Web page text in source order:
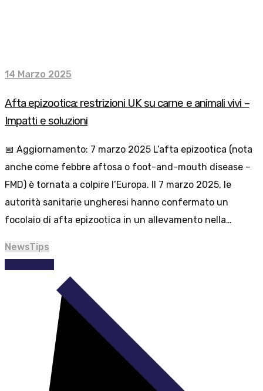
14 Marzo 2025
Afta epizootica: restrizioni UK su carne e animali vivi –
Impatti e soluzioni
📅 Aggiornamento: 7 marzo 2025 L’afta epizootica (nota
anche come febbre aftosa o foot-and-mouth disease –
FMD) è tornata a colpire l’Europa. Il 7 marzo 2025, le
autorità sanitarie ungheresi hanno confermato un
focolaio di afta epizootica in un allevamento nella…
NewsTips